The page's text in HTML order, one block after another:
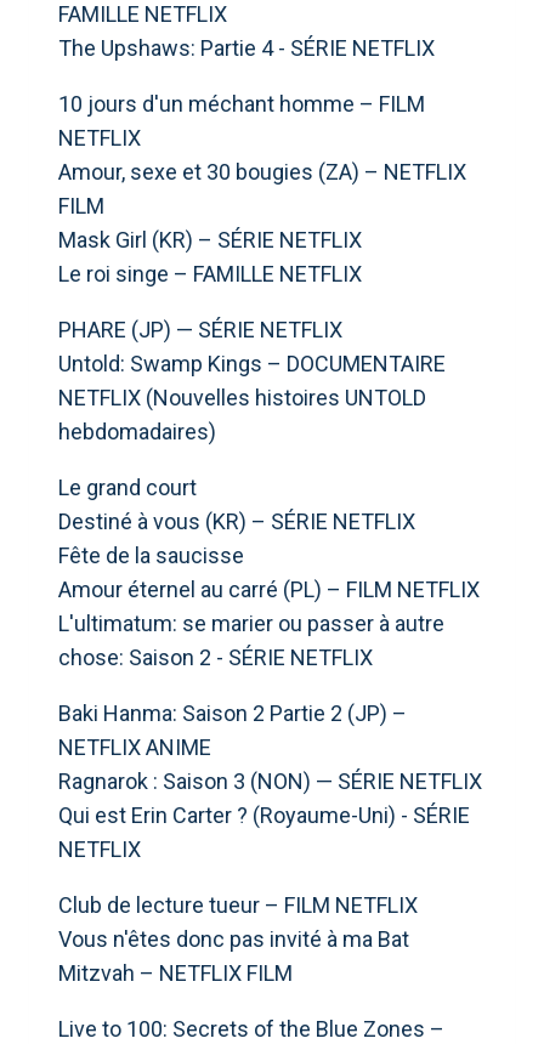
FAMILLE NETFLIX
The Upshaws: Partie 4 - SÉRIE NETFLIX
10 jours d'un méchant homme – FILM
NETFLIX
Amour, sexe et 30 bougies (ZA) – NETFLIX
FILM
Mask Girl (KR) – SÉRIE NETFLIX
Le roi singe – FAMILLE NETFLIX
PHARE (JP) — SÉRIE NETFLIX
Untold: Swamp Kings – DOCUMENTAIRE
NETFLIX (Nouvelles histoires UNTOLD
hebdomadaires)
Le grand court
Destiné à vous (KR) – SÉRIE NETFLIX
Fête de la saucisse
Amour éternel au carré (PL) – FILM NETFLIX
L'ultimatum: se marier ou passer à autre
chose: Saison 2 - SÉRIE NETFLIX
Baki Hanma: Saison 2 Partie 2 (JP) –
NETFLIX ANIME
Ragnarok : Saison 3 (NON) — SÉRIE NETFLIX
Qui est Erin Carter ? (Royaume-Uni) - SÉRIE
NETFLIX
Club de lecture tueur – FILM NETFLIX
Vous n'êtes donc pas invité à ma Bat
Mitzvah – NETFLIX FILM
Live to 100: Secrets of the Blue Zones –